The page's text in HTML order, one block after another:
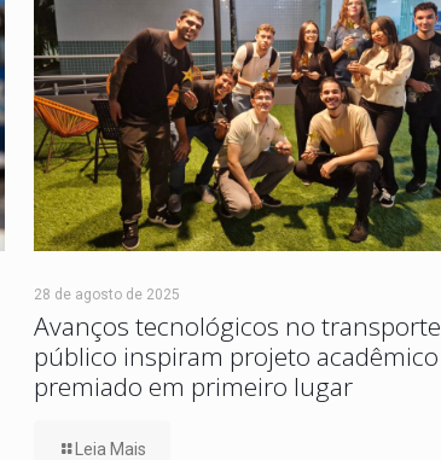
28 de agosto de 2025
Avanços tecnológicos no transporte
público inspiram projeto acadêmico
premiado em primeiro lugar
Leia Mais